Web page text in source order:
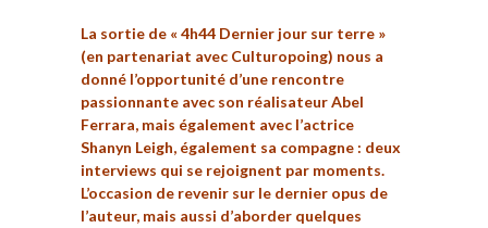
La sortie de « 4h44 Dernier jour sur terre »
(en partenariat avec Culturopoing) nous a
donné l’opportunité d’une rencontre
passionnante avec son réalisateur Abel
Ferrara, mais également avec l’actrice
Shanyn Leigh, également sa compagne : deux
interviews qui se rejoignent par moments.
L’occasion de revenir sur le dernier opus de
l’auteur, mais aussi d’aborder quelques